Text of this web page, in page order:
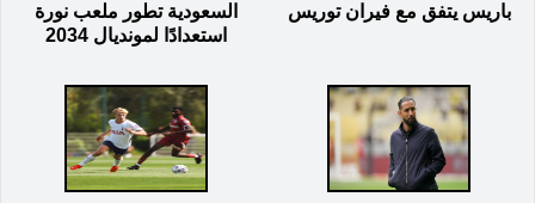
باريس يتفق مع فيران توريس
السعودية تطور ملعب نورة
استعدادًا لمونديال 2034